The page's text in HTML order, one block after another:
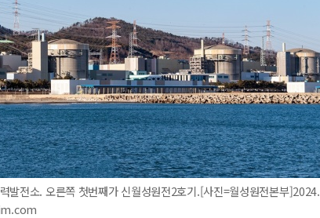
발전소. 오른쪽 첫번째가 신월성원전2호기.[사진=월성원전본부